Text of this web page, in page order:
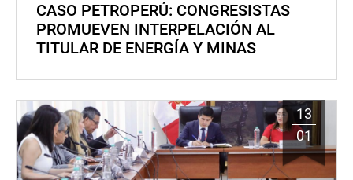
CASO PETROPERÚ: CONGRESISTAS
PROMUEVEN INTERPELACIÓN AL
TITULAR DE ENERGÍA Y MINAS
13
01